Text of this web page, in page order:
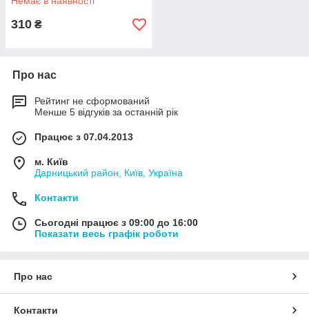
310 ₴
Про нас
Рейтинг не сформований
Менше 5 відгуків за останній рік
Працює з 07.04.2013
м. Київ
Дарницький район, Київ, Україна
Контакти
Сьогодні працює з 09:00 до 16:00
Показати весь графік роботи
Про нас
Контакти